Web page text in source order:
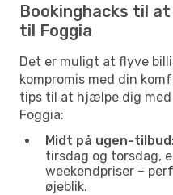
Bookinghacks til
til Foggia
Det er muligt at flyve
kompromis med din
tips til at hjælpe dig
Foggia:
Midt på ugen-
tirsdag og torsdag,
weekendpriser –
øjeblik.